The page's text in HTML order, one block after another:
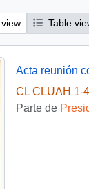
Table
Acta reunión
CL CLUAH 1-
Parte de